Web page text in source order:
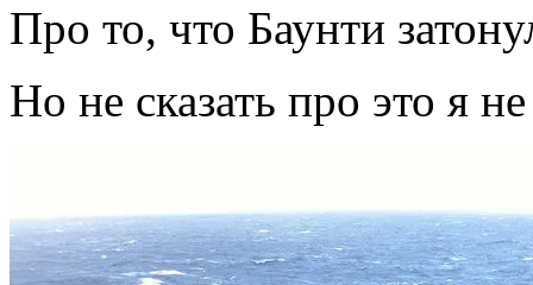
Про то, что Баунти
Но не сказать про это я